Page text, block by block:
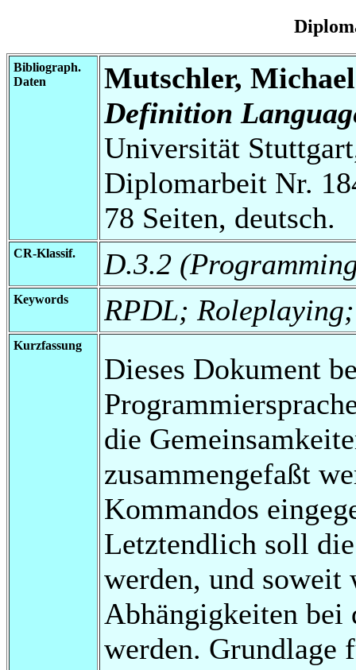
Bibliograph.
Daten
Mutschler, Michael
Definition
Universität
Diplomarbeit Nr.
78 Seiten, deutsch.
CR-Klassif. D.3.2
Keywords RPDL;
Kurzfassung
Dieses Dokument
die
zusammengefaßt
Kommandos
Letztendlich soll
werden, und soweit
Abhängigkeiten bei
werden. Grundlage